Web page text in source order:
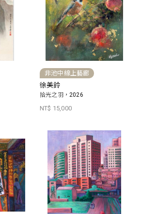
非池中線上藝廊
徐美鈴
拾光之羽，2026
NT$ 15,000